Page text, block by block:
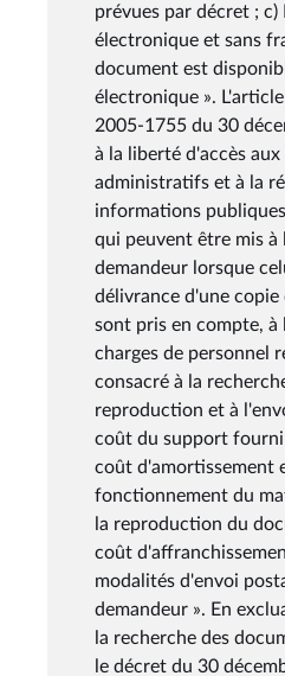
prévues par décret ;
électronique et sans
document est
électronique ».
2005-1755 du 30
à la liberté d'accès
administratifs et à la
informations
qui peuvent être mis à
demandeur lorsque
délivrance d'une copie
sont pris en compte, à
charges de personnel
consacré à la
reproduction et à
coût du support fourni
coût d'amortissement
fonctionnement du
la reproduction du
coût
modalités d'envoi
demandeur ». En
la recherche des
le décret du 30